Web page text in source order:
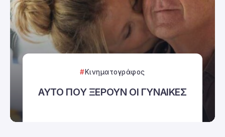
Κινηματογράφος
ΑΥΤΟ ΠΟΥ ΞΕΡΟΥΝ ΟΙ ΓΥΝΑΙΚΕΣ